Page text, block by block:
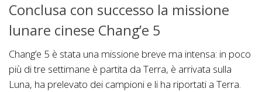
Conclusa con successo la missione
lunare cinese Chang’e 5
Chang’e 5 è stata una missione breve ma intensa: in poco
più di tre settimane è partita da Terra, è arrivata sulla
Luna, ha prelevato dei campioni e li ha riportati a Terra.